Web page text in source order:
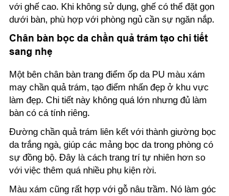
với ghế cao. Khi không sử dụng, ghế có thể đặt gọn
dưới bàn, phù hợp với phòng ngủ cần sự ngăn nắp.
Chân bàn bọc da chần quả trám tạo chi tiết
sang nhẹ
Một bên chân bàn trang điểm ốp da PU màu xám
may chần quả trám, tạo điểm nhấn đẹp ở khu vực
làm đẹp. Chi tiết này không quá lớn nhưng đủ làm
bàn có cá tính riêng.
Đường chần quả trám liên kết với thành giường bọc
da trắng ngà, giúp các mảng bọc da trong phòng có
sự đồng bộ. Đây là cách trang trí tự nhiên hơn so
với việc thêm quá nhiều phụ kiện rời.
Màu xám cũng rất hợp với gỗ nâu trầm. Nó làm góc